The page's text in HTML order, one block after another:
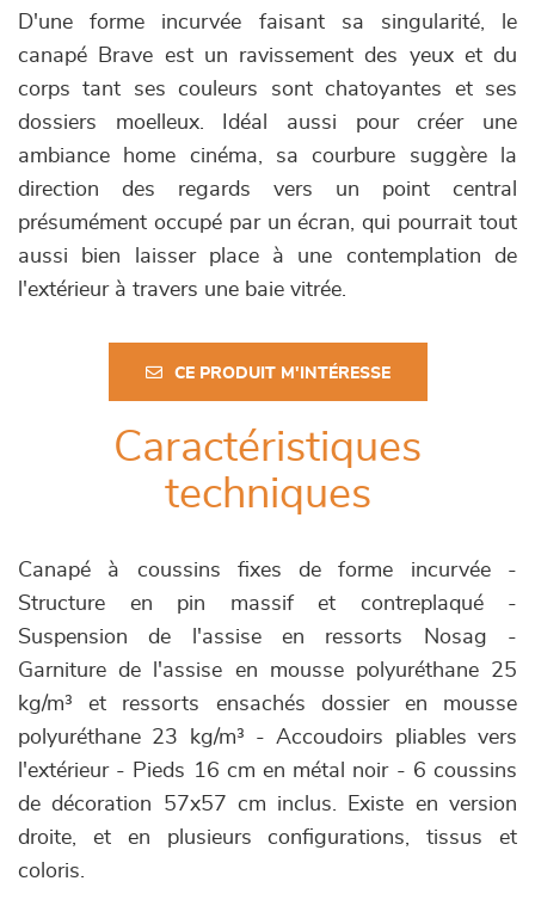
D'une forme incurvée faisant sa singularité, le
canapé Brave est un ravissement des yeux et du
corps tant ses couleurs sont chatoyantes et ses
dossiers moelleux. Idéal aussi pour créer une
ambiance home cinéma, sa courbure suggère la
direction des regards vers un point central
présumément occupé par un écran, qui pourrait tout
aussi bien laisser place à une contemplation de
l'extérieur à travers une baie vitrée.
CE PRODUIT M'INTÉRESSE
Caractéristiques
techniques
Canapé à coussins fixes de forme incurvée -
Structure en pin massif et contreplaqué -
Suspension de l'assise en ressorts Nosag -
Garniture de l'assise en mousse polyuréthane 25
kg/m³ et ressorts ensachés dossier en mousse
polyuréthane 23 kg/m³ - Accoudoirs pliables vers
l'extérieur - Pieds 16 cm en métal noir - 6 coussins
de décoration 57x57 cm inclus. Existe en version
droite, et en plusieurs configurations, tissus et
coloris.